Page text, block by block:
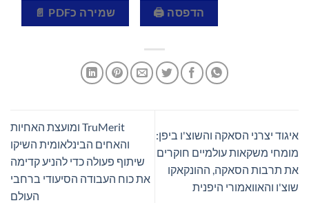
הדפסה 🖨 שמירה כPDF 📄
איגוד יצרני הסאקה והשוצ'ו ביפן:
מומחי משקאות עולמיים חוקרים
את תרבות הסאקה, ההונקאקו
שוצ'ו והאוואמורי היפנית
TruMerit ומועצת האחיות
והאחים הבינלאומית השיקו
שיתוף פעולה כדי להניע קדימה
את כוח העבודה הסיעודי ברחבי
העולם